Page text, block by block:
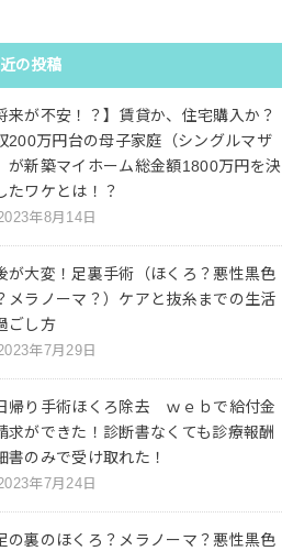
の投稿
来が不安！？】賃貸か、住宅購入か？
200万円台の母子家庭（シングルマザ
が新築マイホーム総金額1800万円を決
たワケとは！？
年8月14日
が大変！足裏手術（ほくろ？悪性黒色
メラノーマ？）ケアと抜糸までの生活
ごし方
年7月29日
帰り手術ほくろ除去 ｗｅｂで給付金
求ができた！診断書なくても診療報酬
書のみで受け取れた！
年7月24日
裏のほくろ？メラノーマ？悪性黒色